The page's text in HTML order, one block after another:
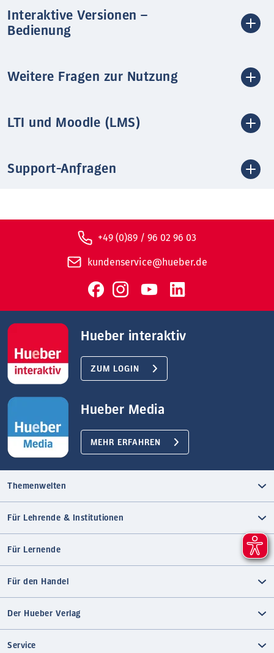
Interaktive Versionen –
Bedienung
Weitere Fragen zur Nutzung
LTI und Moodle (LMS)
Support-Anfragen
+49 (0)89 / 96 02 96 03
kundenservice@hueber.de
Hueber interaktiv
ZUM LOGIN
Hueber Media
MEHR ERFAHREN
Themenwelten
Für Lehrende & Institutionen
Für Lernende
Für den Handel
Der Hueber Verlag
Service